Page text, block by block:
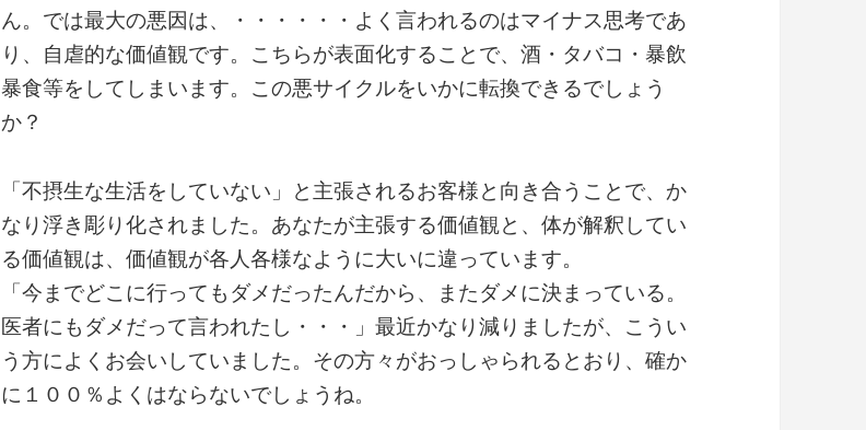
ん。では最大の悪因は、・・・・・・よく言われるのはマイナス思考であ
り、自虐的な価値観です。こちらが表面化することで、酒・タバコ・暴飲
暴食等をしてしまいます。この悪サイクルをいかに転換できるでしょう
か？
「不摂生な生活をしていない」と主張されるお客様と向き合うことで、か
なり浮き彫り化されました。あなたが主張する価値観と、体が解釈してい
る価値観は、価値観が各人各様なように大いに違っています。
「今までどこに行ってもダメだったんだから、またダメに決まっている。
医者にもダメだって言われたし・・・」最近かなり減りましたが、こうい
う方によくお会いしていました。その方々がおっしゃられるとおり、確か
に１００％よくはならないでしょうね。